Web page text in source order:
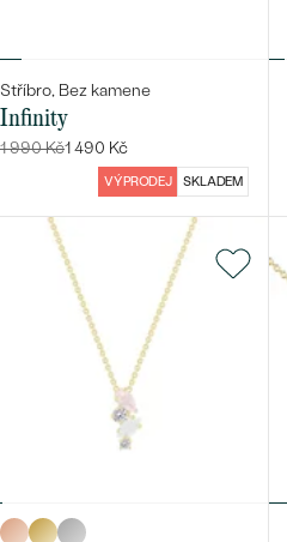
Stříbro, Bez kamene
Infinity
1 990 Kč1 490 Kč
VÝPRODEJ SKLADEM